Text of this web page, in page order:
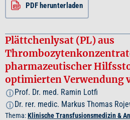
PDF herunterladen
Plättchenlysat (PL) aus
pharmazeutischer
optimierten Verwendung
i Prof. Dr. med. Ramin Lotfi
i Dr. rer. medic. Markus Thomas
Thema:Klinische Transfusionsmedizin &